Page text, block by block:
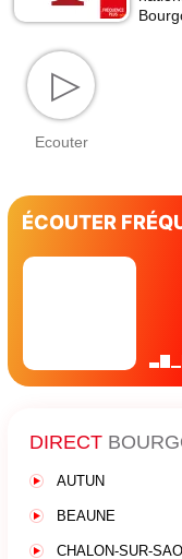
▷
Ecouter
ÉCOUTER
DIRECT
AUTUN
BEAUNE
CHALON-SUR-